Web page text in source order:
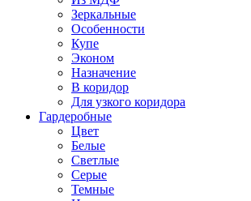
Зеркальные
Особенности
Купе
Эконом
Назначение
В коридор
Для узкого коридора
Гардеробные
Цвет
Белые
Светлые
Серые
Темные